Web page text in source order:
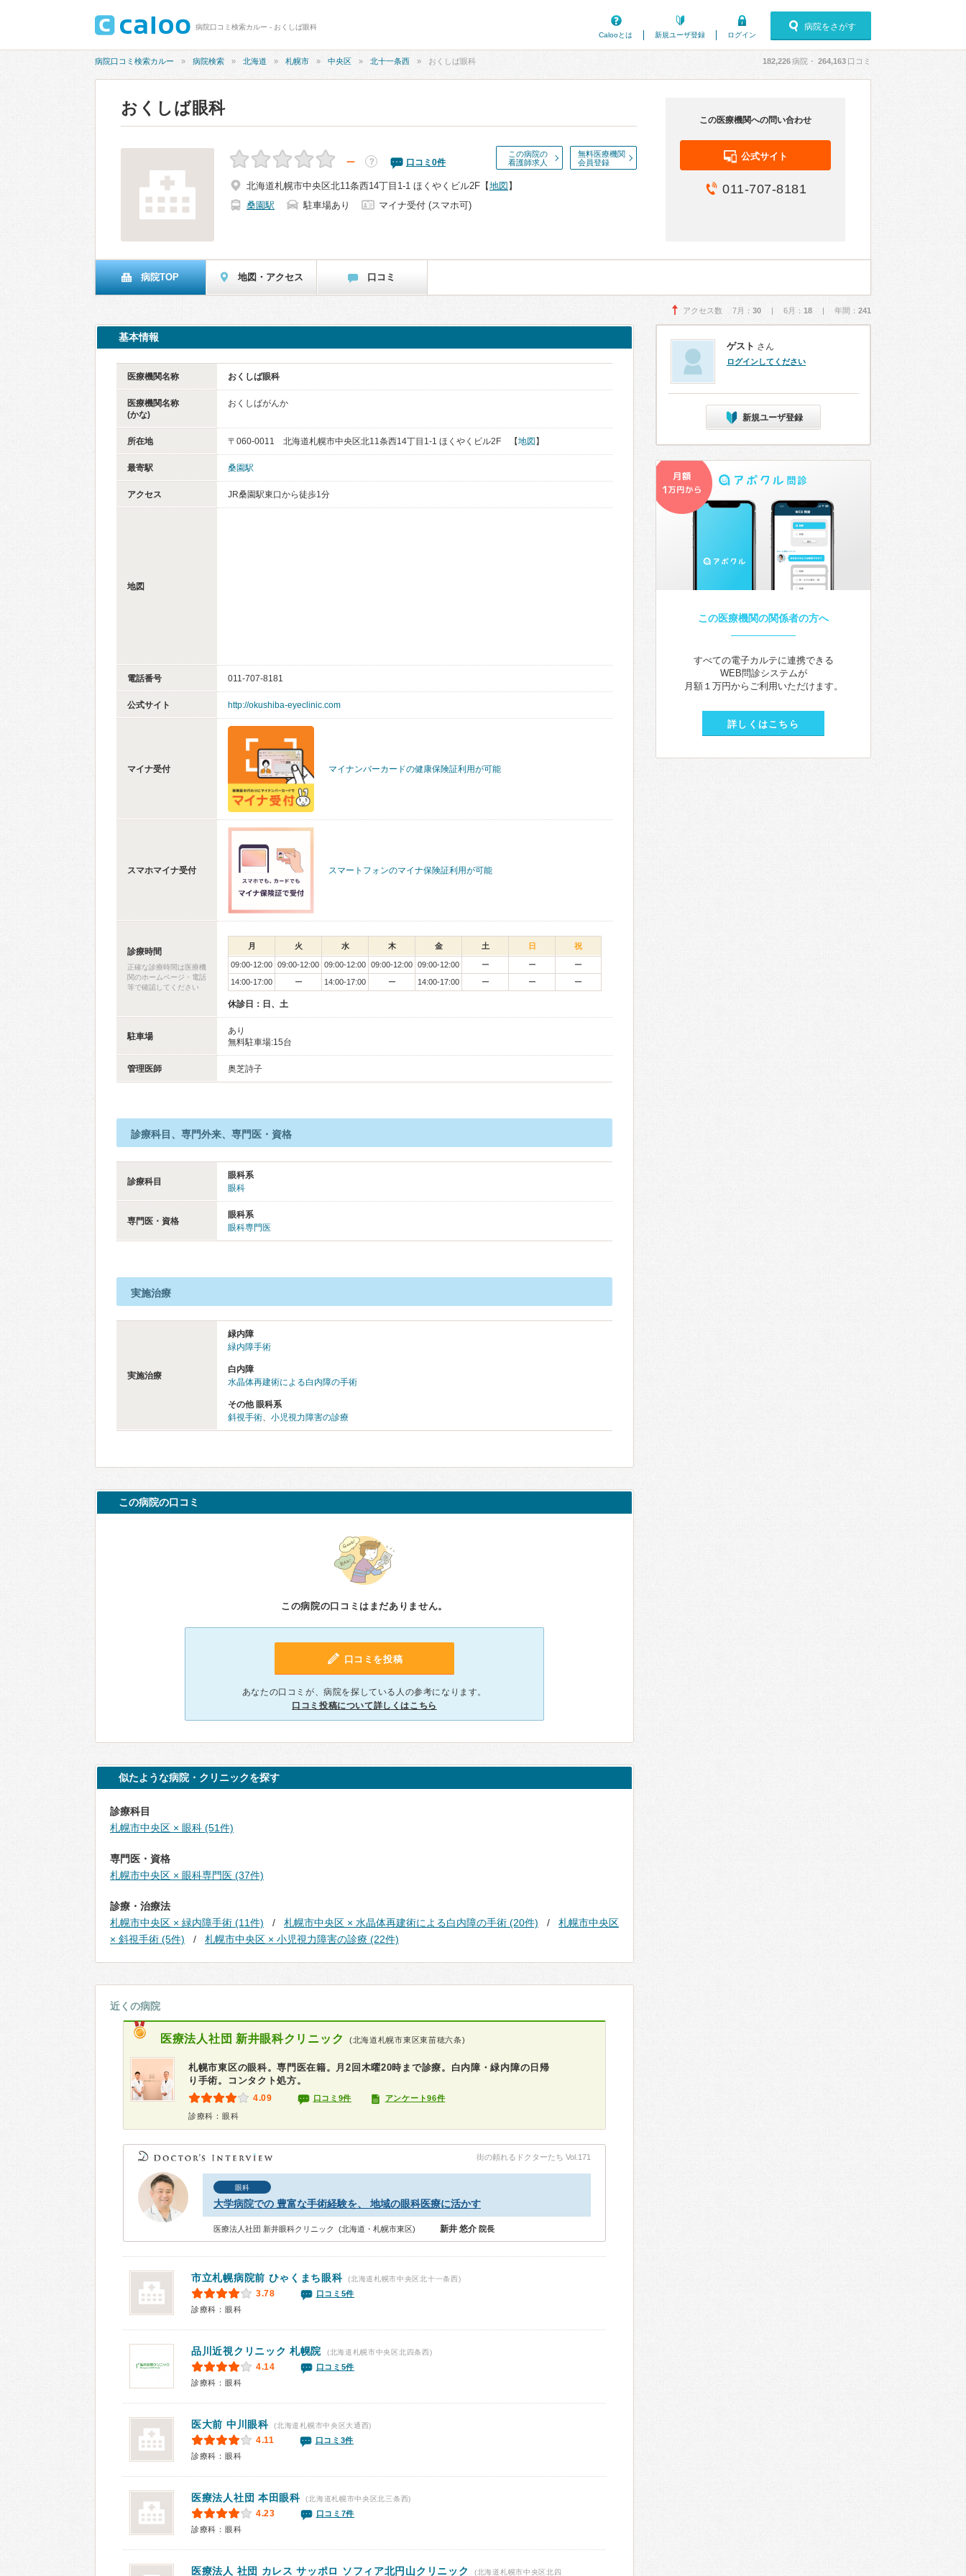
病院口コミ検索カルー - おくしば眼科
Calooとは
新規ユーザ登録 ログイン
病院をさがす
病院口コミ検索カルー 病院検索 北海道 札幌市 中央区 北十一条西 おくしば眼科 182,226病院・ 264,163 口コミ
おくしば眼科
この病院の
看護師求人
無料医療機関
会員登録
－ ？ 口コミ 0件
北海道札幌市中央区北11条西14丁目1-1 ほくやくビル2F 【地図 】
桑園駅
駐車場あり マイナ受付 (スマホ可)
この医療機関への問い合わせ
公式サイト
011-707-8181
病院TOP 地図・アクセス 口コミ
アクセス数 7月： 30 | 6月： 18 | 年間： 241
基本情報
医療機関名称 おくしば眼科
医療機関名称
(かな)
おくしばがんか
所在地 〒060-0011 北海道札幌市中央区北11条西14丁目1-1 ほくやくビル2F 【地図 】
最寄駅 桑園駅
アクセス JR桑園駅東口から徒歩1分
地図
電話番号 011-707-8181
公式サイト http://okushiba-eyeclinic.com
マイナ受付 マイナンバーカードの健康保険証利用が可能
スマホマイナ受付 スマートフォンのマイナ保険証利用が可能
診療時間
正確な診療時間は医療機
関のホームページ・電話
等で確認してください
月 火 水 木 金 土 日 祝
09:00-12:00 09:00-12:00 09:00-12:00 09:00-12:00 09:00-12:00 ー ー
ー
14:00-17:00
ー 14:00-17:00 ー 14:00-17:00 ー ー ー
休診日：日、土
駐車場
あり
無料駐車場:15台
管理医師 奥芝詩子
診療科目、専門外来、専門医・資格
診療科目
眼科系
眼科
専門医・資格
眼科系
眼科専門医
実施治療
実施治療
緑内障
緑内障手術
白内障
水晶体再建術による白内障の手術
その他 眼科系
斜視手術、 小児視力障害の診療
この病院の口コミ
この病院の口コミはまだありません。
口コミを投稿
あなたの口コミが、病院を探している人の参考になります。
口コミ投稿について詳しくはこちら
似たような病院・クリニックを探す
診療科目
札幌市中央区 × 眼科 (51件)
専門医・資格
札幌市中央区 × 眼科専門医 (37件)
診療・治療法
札幌市中央区 × 緑内障手術 (11件)
札幌市中央区 × 水晶体再建術による白内障の手術 (20件)
札幌市中央区
× 斜視手術 (5件)
札幌市中央区 × 小児視力障害の診療 (22件)
近くの病院
医療法人社団 新井眼科クリニック (北海道札幌市東区東苗穂六条)
札幌市東区の眼科。専門医在籍。月2回木曜20時まで診療。白内障・緑内障の日帰
り手術。コンタクト処方。
4.09 口コミ9件 アンケート96件
診療科：眼科
街の頼れるドクターたち Vol.171
眼科
大学病院での 豊富な手術経験を、 地域の眼科医療に活かす
医療法人社団 新井眼科クリニック (北海道・札幌市東区) 新井 悠介 院長
市立札幌病院前 ひゃくまち眼科 (北海道札幌市中央区北十一条西)
3.78
口コミ5件
診療科：眼科
品川近視クリニック 札幌院 (北海道札幌市中央区北四条西)
4.14
口コミ5件
診療科：眼科
医大前 中川眼科 (北海道札幌市中央区大通西)
4.11
口コミ3件
診療科：眼科
医療法人社団 本田眼科 (北海道札幌市中央区北三条西)
4.23
口コミ7件
診療科：眼科
医療法人 社団 カレス サッポロ ソフィア北円山クリニック (北海道札幌市中央区北四
ゲスト さん
ログインしてください
新規ユーザ登録
この医療機関の関係者の方へ
すべての電子カルテに連携できる
WEB問診システムが
月額１万円からご利用いただけます。
詳しくはこちら